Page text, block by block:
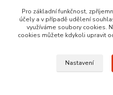
✓ Odborné poradenství zdarma
✓ Česká rodinná firma od 2012
✓ YouTube kanál s návody a testy
Pro základní funkčnost,
účely a v případě udělení
využíváme soubory cookies.
cookies můžete kdykoli upravit
Nastavení